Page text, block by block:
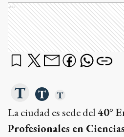
Ads
La ciudad es sede del40°
Profesionales en